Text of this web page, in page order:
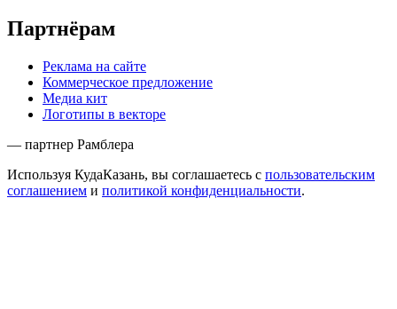
Партнёрам
Реклама на сайте
Коммерческое предложение
Медиа кит
Логотипы в векторе
— партнер Рамблера
Используя КудаКазань, вы соглашаетесь с пользовательским
соглашением и политикой конфиденциальности.